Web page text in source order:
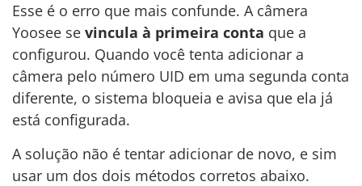
Esse é o erro que mais confunde. A câmera
Yoosee se vincula à primeira conta que a
configurou. Quando você tenta adicionar a
câmera pelo número UID em uma segunda conta
diferente, o sistema bloqueia e avisa que ela já
está configurada.
A solução não é tentar adicionar de novo, e sim
usar um dos dois métodos corretos abaixo.